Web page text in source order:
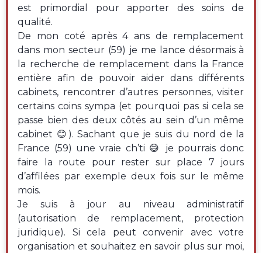
est primordial pour apporter des soins de
qualité.
De mon coté après 4 ans de remplacement
dans mon secteur (59) je me lance désormais à
la recherche de remplacement dans la France
entière afin de pouvoir aider dans différents
cabinets, rencontrer d’autres personnes, visiter
certains coins sympa (et pourquoi pas si cela se
passe bien des deux côtés au sein d’un même
cabinet 😊). Sachant que je suis du nord de la
France (59) une vraie ch’ti 😅 je pourrais donc
faire la route pour rester sur place 7 jours
d’affilées par exemple deux fois sur le même
mois.
Je suis à jour au niveau administratif
(autorisation de remplacement, protection
juridique). Si cela peut convenir avec votre
organisation et souhaitez en savoir plus sur moi,